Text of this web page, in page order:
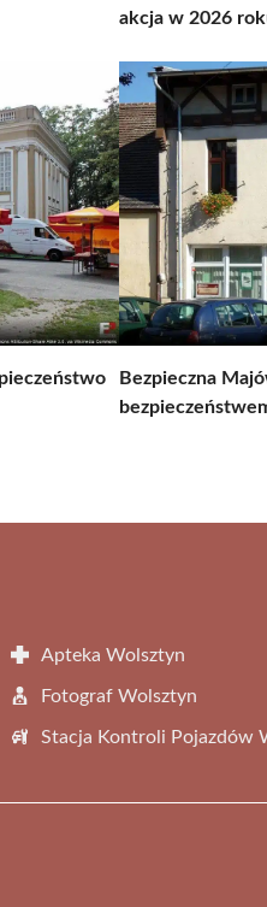
akcja w 2026
Bezpieczna
Apteka Wolsztyn
Fotograf Wolsztyn
Stacja Kontroli Pojazdów